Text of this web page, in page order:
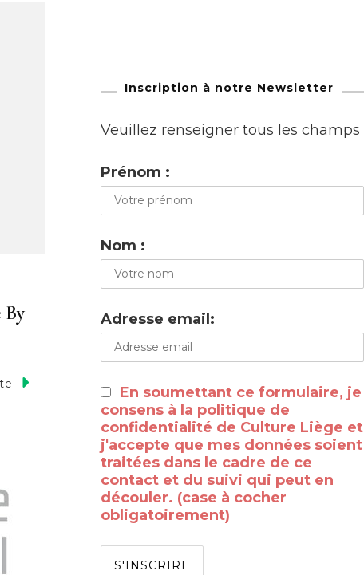
By
Inscription à notre Newsletter
Veuillez renseigner tous les champs
Prénom :
Nom :
Adresse email:
En soumettant ce formulaire, je
consens à la politique de
confidentialité de Culture Liège et
j'accepte que mes données soient
traitées dans le cadre de ce
contact et du suivi qui peut en
découler. (case à cocher
obligatoirement)